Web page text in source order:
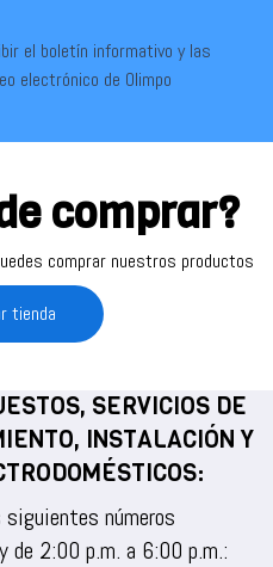
el boletín informativo y las
electrónico de Olimpo
comprar?
comprar nuestros productos
tienda
SERVICIOS DE
INSTALACIÓN Y
números
de 2:00 p.m. a 6:00 p.m.: